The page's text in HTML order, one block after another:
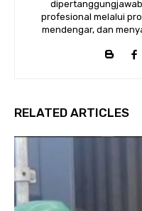
profesional melalui
mendengar, dan
RELATED ARTICLES